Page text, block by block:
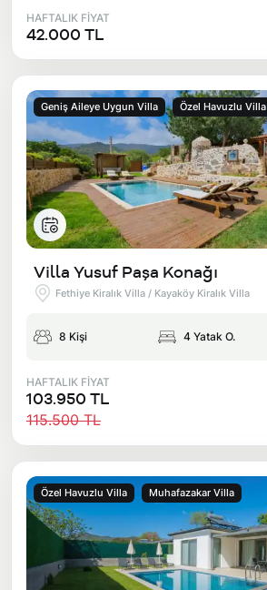
HAFTALIK FİYAT
42.000 TL
Geniş Aileye Uygun Villa Özel Havuzlu Villa
Villa Yusuf Paşa Konağı
Fethiye Kiralık Villa / Kayaköy Kiralık Villa
8 Kişi 4 Yatak O.
HAFTALIK FİYAT
103.950 TL
115.500 TL
Özel Havuzlu Villa Muhafazakar Villa